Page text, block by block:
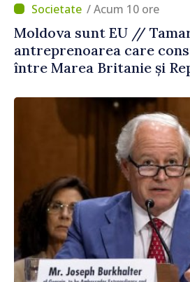
/ Acum 10 ore
Moldova sunt EU //
antreprenoarea care
între Marea Britanie și